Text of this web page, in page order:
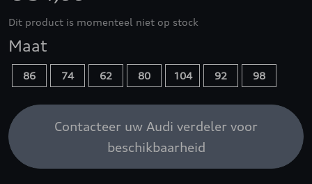
Dit product is momenteel niet op stock
Maat
86 74 62 80 104 92 98
Contacteer uw Audi verdeler voor
beschikbaarheid